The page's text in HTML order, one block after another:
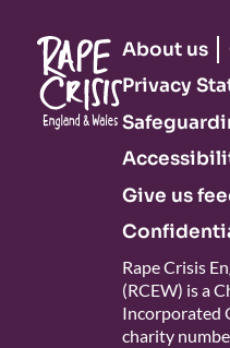
About us
Privacy
Give us
Rape Crisis
(RCEW) is a
Incorporated
charity